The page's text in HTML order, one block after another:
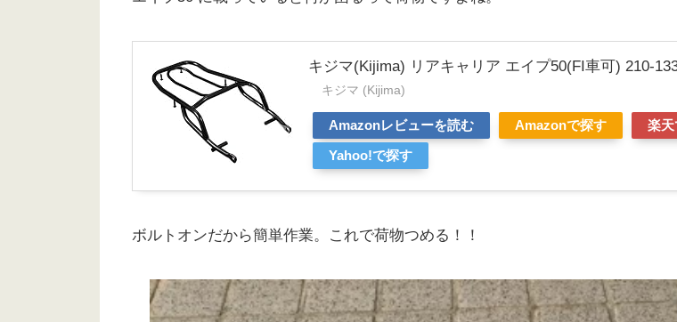
キジマ(Kijima) リアキャリア エイプ50(FI車可) 210-
キジマ (Kijima)
Amazonレビューを読む Amazonで探す
楽
Yahoo!で探す
ボルトオンだから簡単作業。これで荷物つめる！！